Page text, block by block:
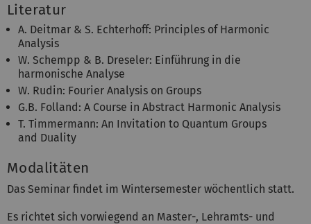
Literatur
A. Deitmar & S. Echterhoff: Principles of Harmonic
Analysis
W. Schempp & B. Dreseler: Einführung in die
harmonische Analyse
W. Rudin: Fourier Analysis on Groups
G.B. Folland: A Course in Abstract Harmonic Analysis
T. Timmermann: An Invitation to Quantum Groups
and Duality
Modalitäten
Das Seminar findet im Wintersemester wöchentlich statt.
Es richtet sich vorwiegend an Master-, Lehramts- und